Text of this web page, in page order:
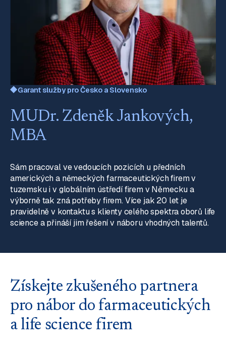
Garant služby pro Česko a Slovensko
MUDr. Zdeněk Jankových,
MBA
Sám pracoval ve vedoucích pozicích u předních
amerických a německých farmaceutických firem v
tuzemsku i v globálním ústředí firem v Německu a
výborně tak zná potřeby firem. Více jak 20 let je
pravidelně v kontaktu s klienty celého spektra oborů life
science a přináší jim řešení v náboru vhodných talentů.
Získejte zkušeného partnera
pro nábor do farmaceutických
a life science firem